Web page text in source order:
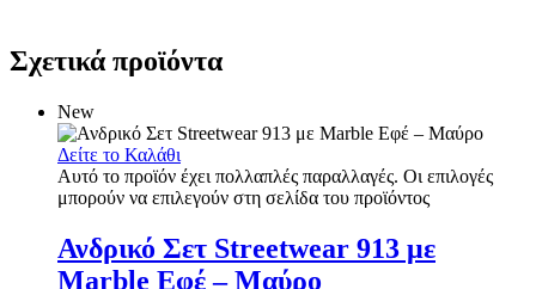
Σχετικά προϊόντα
New
Δείτε το Καλάθι
Αυτό το προϊόν έχει πολλαπλές παραλλαγές. Οι επιλογές
μπορούν να επιλεγούν στη σελίδα του προϊόντος
Ανδρικό Σετ Streetwear 913 με
Marble Εφέ – Μαύρο